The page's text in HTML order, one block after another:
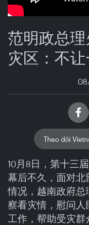
范明政总
灾区：不
Theo dõi
10月8日，第十三
幕后不久，面对
情况，越南政府
察看灾情，慰问
工作，帮助受灾群